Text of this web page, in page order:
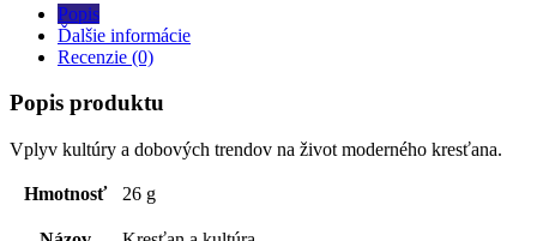
Popis
Ďalšie informácie
Recenzie (0)
Popis produktu
Vplyv kultúry a dobových trendov na život moderného kresťana.
Hmotnosť 26 g